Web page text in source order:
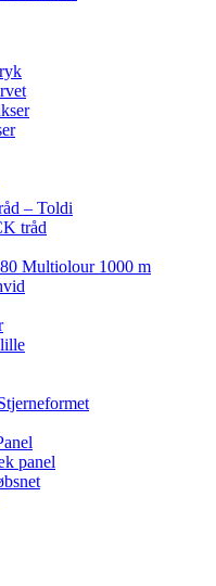
– Toldi
tråd
Multiolour 1000 m
panel